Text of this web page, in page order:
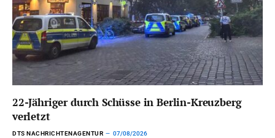
22-Jähriger durch Schüsse in Berlin-Kreuzberg
verletzt
DTS NACHRICHTENAGENTUR 07/08/2026